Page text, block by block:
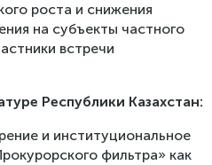
роста и снижения
на субъекты частного
встречи
Республики Казахстан:
и институциональное
фильтра» как